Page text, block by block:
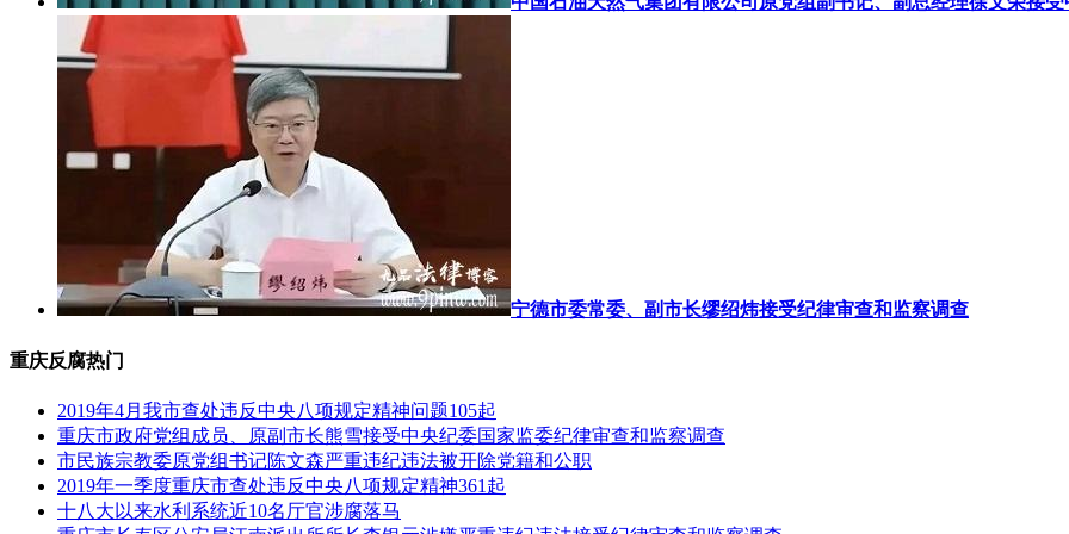
宁德市委常委、副市长缪绍炜接受纪律审查和监察调查
重庆反腐热门
2019年4月我市查处违反中央八项规定精神问题105起
重庆市政府党组成员、原副市长熊雪接受中央纪委国家监委纪律审查和监察调查
市民族宗教委原党组书记陈文森严重违纪违法被开除党籍和公职
2019年一季度重庆市查处违反中央八项规定精神361起
十八大以来水利系统近10名厅官涉腐落马